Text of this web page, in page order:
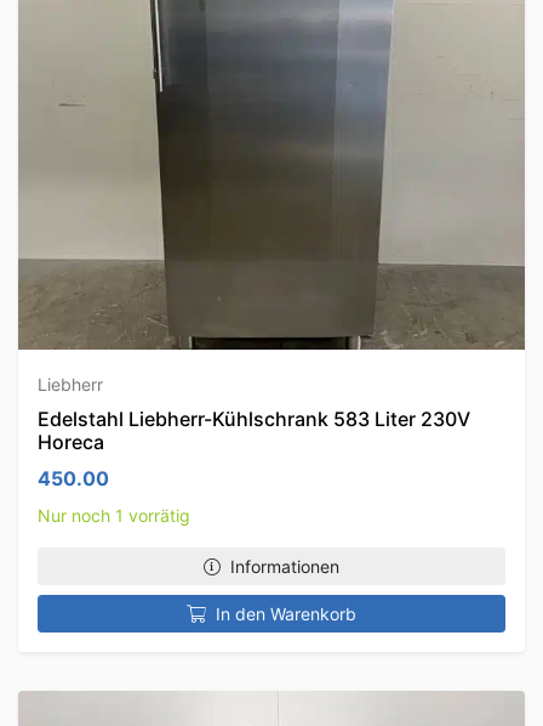
Liebherr
Edelstahl Liebherr-Kühlschrank 583 Liter 230V
Horeca
450.00
Nur noch 1 vorrätig
Informationen
In den Warenkorb